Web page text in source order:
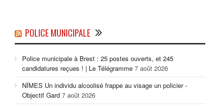
POLICE MUNICIPALE
Police municipale à Brest : 25 postes ouverts, et 245
candidatures reçues ! | Le Télégramme 7 août 2026
NÎMES Un individu alcoolisé frappe au visage un policier -
Objectif Gard 7 août 2026